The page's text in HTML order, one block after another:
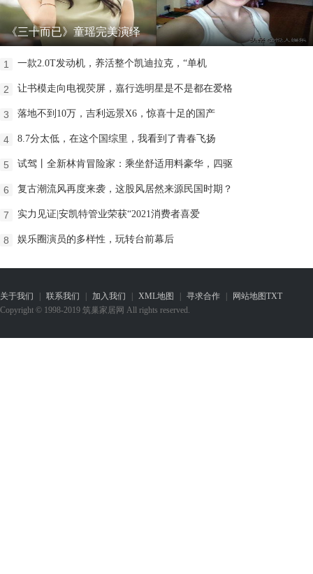
《三十而已》童瑶完美演绎
1 一款2.0T发动机，养活整个凯迪拉克，“单机
2 让书模走向电视荧屏，嘉行选明星是不是都在爱格
3 落地不到10万，吉利远景X6，惊喜十足的国产
4 8.7分太低，在这个国综里，我看到了青春飞扬
5 试驾丨全新林肯冒险家：乘坐舒适用料豪华，四驱
6 复古潮流风再度来袭，这股风居然来源民国时期？
7 实力见证|安凯特管业荣获“2021消费者喜爱
8 娱乐圈演员的多样性，玩转台前幕后
关于我们 联系我们 加入我们 XML地图 寻求合作 网站地图TXT
Copyright © 1998-2019 筑巢家居网 All rights reserved.